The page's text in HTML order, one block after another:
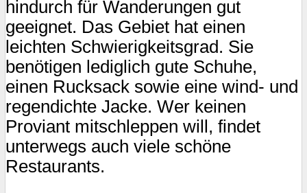
hindurch für Wanderungen gut
geeignet. Das Gebiet hat einen
leichten Schwierigkeitsgrad. Sie
benötigen lediglich gute Schuhe,
einen Rucksack sowie eine wind- und
regendichte Jacke. Wer keinen
Proviant mitschleppen will, findet
unterwegs auch viele schöne
Restaurants.